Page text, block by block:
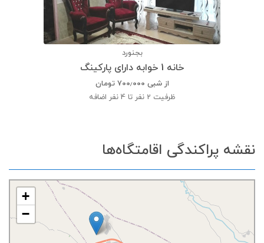
بجنورد
خانه 1 خوابه دارای پارکینگ
از شبی ۷۰۰٫۰۰۰ تومان
ظرفیت 2 نفر تا 4 نفر اضافه
نقشه پراکندگی اقامتگاه‌ها
+
−